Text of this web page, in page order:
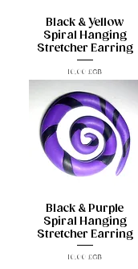
Black & Yellow
Spiral Hanging
Stretcher Earring
Prix
10,00 £GB
Black & Purple
Spiral Hanging
Stretcher Earring
Prix
10,00 £GB